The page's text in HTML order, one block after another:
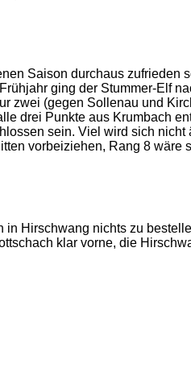
Saison durchaus
ging der Stummer-Elf
zwei (gegen Sollenau und
drei Punkte aus Krumbach
sein. Viel wird sich
vorbeiziehen, Rang 8 wäre
Hirschwang nichts zu
klar vorne, die